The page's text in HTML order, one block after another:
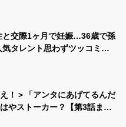
と交際1ヶ月で妊娠…36歳で孫
タレント思わずツッコミ
！＞「アンタにあげてるんだ
やストーカー？【第3話まん